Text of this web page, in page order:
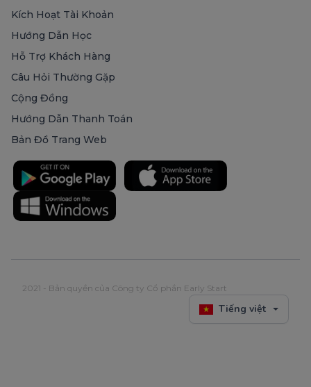
Kích Hoạt Tài Khoản
Hướng Dẫn Học
Hỗ Trợ Khách Hàng
Câu Hỏi Thường Gặp
Cộng Đồng
Hướng Dẫn Thanh Toán
Bản Đồ Trang Web
2021 - Bản quyền của Công ty Cổ phần Early Start
Tiếng việt